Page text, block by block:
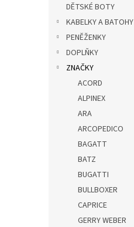
DĚTSKÉ BOTY
KABELKY A BATOHY
PENĚŽENKY
DOPLŇKY
ZNAČKY
ACORD
ALPINEX
ARA
ARCOPEDICO
BAGATT
BATZ
BUGATTI
BULLBOXER
CAPRICE
GERRY WEBER